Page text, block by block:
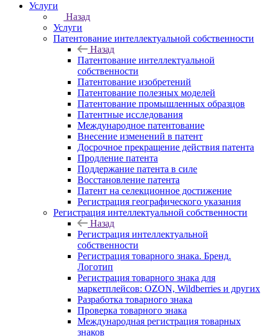
Услуги
Назад
Услуги
Патентование интеллектуальной собственности
Назад
Патентование интеллектуальной
собственности
Патентование изобретений
Патентование полезных моделей
Патентование промышленных образцов
Патентные исследования
Международное патентование
Внесение изменений в патент
Досрочное прекращение действия патента
Продление патента
Поддержание патента в силе
Восстановление патента
Патент на селекционное достижение
Регистрация географического указания
Регистрация интеллектуальной собственности
Назад
Регистрация интеллектуальной
собственности
Регистрация товарного знака. Бренд.
Логотип
Регистрация товарного знака для
маркетплейсов: OZON, Wildberries и других
Разработка товарного знака
Проверка товарного знака
Международная регистрация товарных
знаков